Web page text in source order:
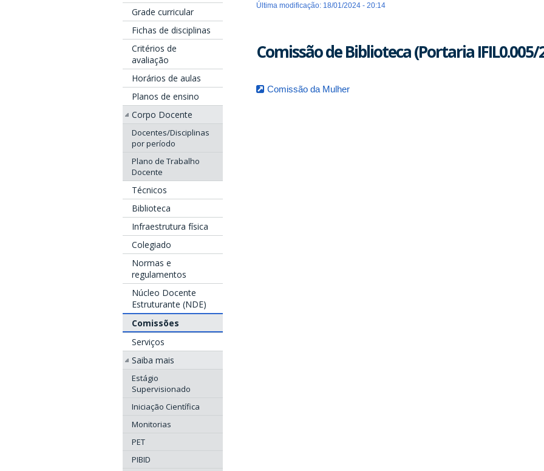
Grade curricular
Fichas de disciplinas
Critérios de
avaliação
Horários de aulas
Planos de ensino
Corpo Docente
Docentes/Disciplinas
por período
Plano de Trabalho
Docente
Técnicos
Biblioteca
Infraestrutura física
Colegiado
Normas e
regulamentos
Núcleo Docente
Estruturante (NDE)
Comissões
Serviços
Saiba mais
Estágio
Supervisionado
Iniciação Científica
Monitorias
PET
PIBID
Última modificação: 18/01/2024 - 20:14
Comissão de Biblioteca (Portaria IFIL0.005/
Comissão da Mulher